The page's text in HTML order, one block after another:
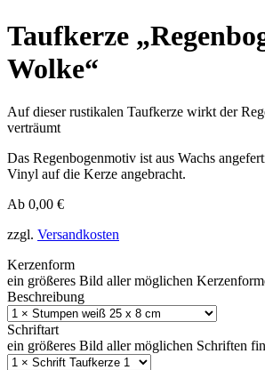
Taufkerze
Wolke“
Auf dieser rustikalen Taufkerze wirkt der
verträumt
Das Regenbogenmotiv ist aus Wachs
Vinyl auf die Kerze angebracht.
Ab 0,00 €
zzgl. Versandkosten
Kerzenform
ein größeres Bild aller möglichen
Beschreibung
Schriftart
ein größeres Bild aller möglichen Schriften